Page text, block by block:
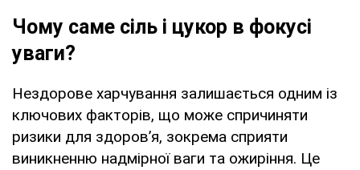
Чому саме сіль і цукор в фокусі
уваги?
Нездорове харчування залишається одним із
ключових факторів, що може спричиняти
ризики для здоров’я, зокрема сприяти
виникненню надмірної ваги та ожиріння. Це